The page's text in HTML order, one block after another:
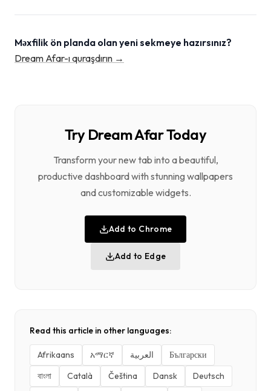
Məxfilik ön planda olan yeni sekmeye hazırsınız?
Dream Afar-ı quraşdırın →
Try Dream Afar Today
Transform your new tab into a beautiful,
productive dashboard with stunning wallpapers
and customizable widgets.
Add to Chrome
Add to Edge
Read this article in other languages:
Afrikaans አማርኛ العربية
Български
বাংলা
Català Čeština Dansk
Deutsch